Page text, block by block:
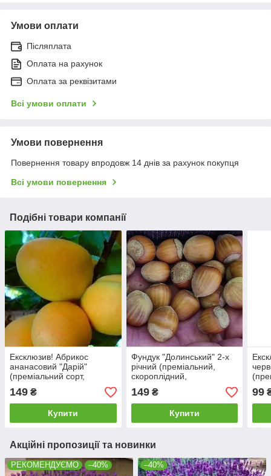
Умови оплати
Післяплата
Оплата на рахунок
Оплата за реквізитами
Всі умови оплати
Умови повернення
Повернення товару впродовж 14 днів за рахунок покупця
Всі умови повернення
Подібні товари компанії
Ексклюзив! Абрикос
ананасовий "Дарій"
(преміальний сорт,
раннього терміну)
149 ₴
Купити
Фундук "Долинський" 2-х
річний (преміальний,
скороплідний,
морозостійкий сорт)
149₴
Купити
99
Акційні пропозиції та новинки
РЕКОМЕНДУЄМО –40% –40%